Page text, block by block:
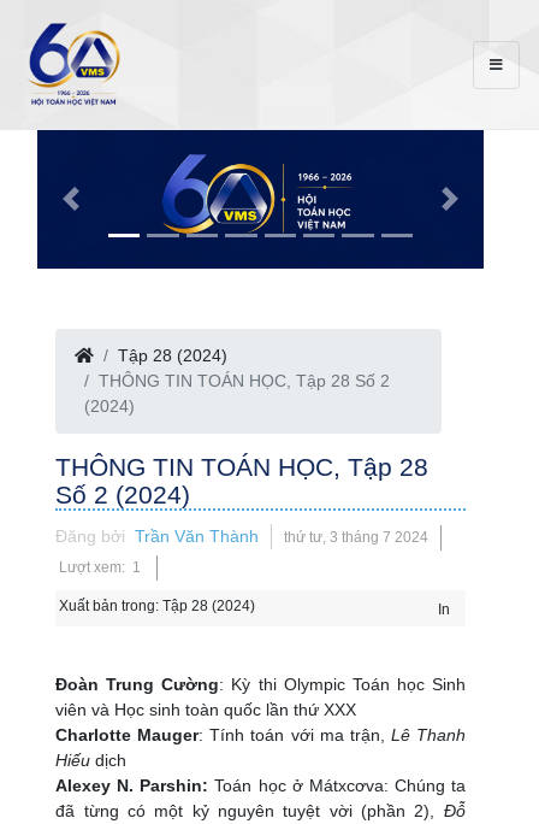
Tập 28 (2024)
THÔNG TIN TOÁN HỌC, Tập 28 Số 2
(2024)
THÔNG TIN TOÁN HỌC, Tập 28
Số 2 (2024)
Đăng bởiTrần Văn Thành
thứ tư, 3 tháng 7 2024
Lượt xem: 1
Xuất bản trong: Tập 28 (2024) In
Đoàn Trung Cường: Kỳ thi Olympic Toán học Sinh
viên và Học sinh toàn quốc lần thứ XXX
Charlotte Mauger: Tính toán với ma trận, Lê Thanh
Hiếu dịch
Alexey N. Parshin: Toán học ở Mátxcơva: Chúng ta
đã từng có một kỷ nguyên tuyệt vời (phần 2), Đỗ